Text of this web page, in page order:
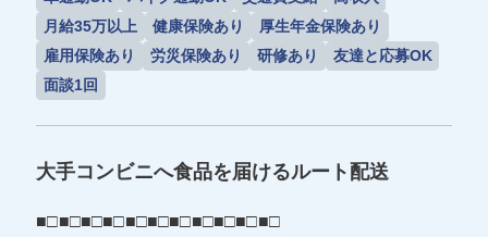
月給35万以上
健康保険あり
厚生年金保険あり
雇用保険あり
労災保険あり 研修あり
友達と応募OK
面談1回
大手コンビニへ食品を届けるルート配送
■□■□■□■□■□■□■□■□■□■□■□